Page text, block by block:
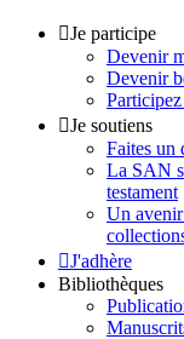
Je participe
Devenir
Devenir
Je soutiens
Faites un
La SAN
testament
Un
J'adhère
Bibliothèques